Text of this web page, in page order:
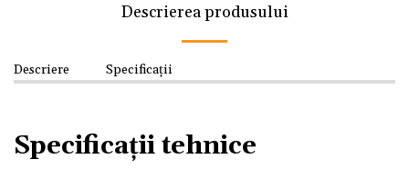
Descrierea produsului
Descriere Specificații
Specificații tehnice